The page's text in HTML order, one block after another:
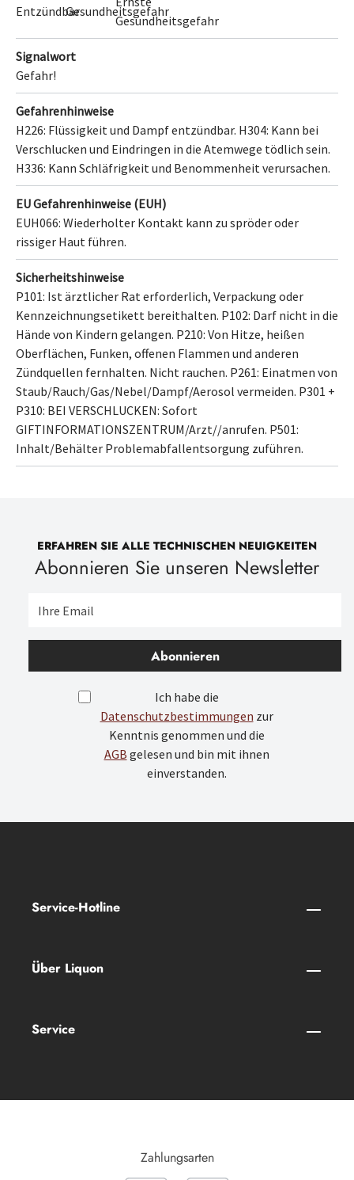
Signalwort
Gefahr!
Gefahrenhinweise
H226: Flüssigkeit und Dampf entzündbar. H304: Kann bei
Verschlucken und Eindringen in die Atemwege tödlich sein.
H336: Kann Schläfrigkeit und Benommenheit verursachen.
EU Gefahrenhinweise (EUH)
EUH066: Wiederholter Kontakt kann zu spröder oder
rissiger Haut führen.
Sicherheitshinweise
P101: Ist ärztlicher Rat erforderlich, Verpackung oder
Kennzeichnungsetikett bereithalten. P102: Darf nicht in die
Hände von Kindern gelangen. P210: Von Hitze, heißen
Oberflächen, Funken, offenen Flammen und anderen
Zündquellen fernhalten. Nicht rauchen. P261: Einatmen von
Staub/Rauch/Gas/Nebel/Dampf/Aerosol vermeiden. P301 +
P310: BEI VERSCHLUCKEN: Sofort
GIFTINFORMATIONSZENTRUM/Arzt//anrufen. P501:
Inhalt/Behälter Problemabfallentsorgung zuführen.
ERFAHREN SIE ALLE TECHNISCHEN NEUIGKEITEN
Abonnieren Sie unseren Newsletter
Abonnieren
Ich habe die
Datenschutzbestimmungen zur
Kenntnis genommen und die
AGB gelesen und bin mit ihnen
einverstanden.
Service-Hotline
Über Liquon
Service
Zahlungsarten